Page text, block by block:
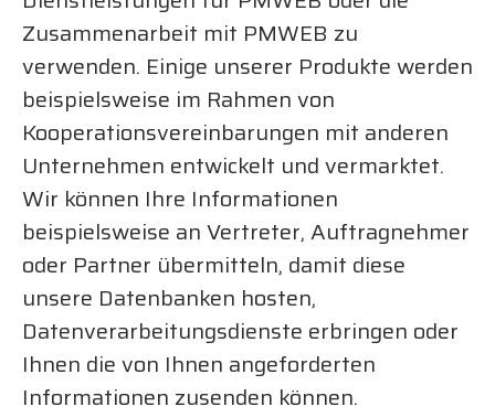
Zusammenarbeit mit PMWEB zu
verwenden. Einige unserer Produkte werden
beispielsweise im Rahmen von
Kooperationsvereinbarungen mit anderen
Unternehmen entwickelt und vermarktet.
Wir können Ihre Informationen
beispielsweise an Vertreter, Auftragnehmer
oder Partner übermitteln, damit diese
unsere Datenbanken hosten,
Datenverarbeitungsdienste erbringen oder
Ihnen die von Ihnen angeforderten
Informationen zusenden können.